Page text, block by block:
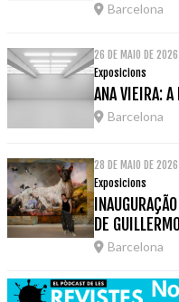
Barcelona
26 DE MAIO DE
Exposicions
ANA VIEIRA: A
Barcelona
28 DE MAIO DE
Exposicions
DE
Barcelona